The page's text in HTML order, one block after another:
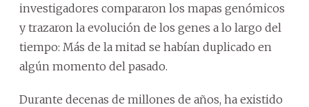
investigadores compararon los mapas genómicos
y trazaron la evolución de los genes a lo largo del
tiempo: Más de la mitad se habían duplicado en
algún momento del pasado.
Durante decenas de millones de años, ha existido